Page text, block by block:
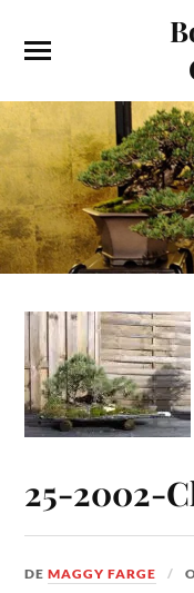
25-2002-
DEMAGGY FARGE